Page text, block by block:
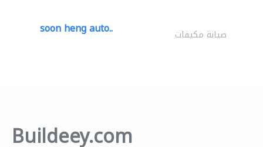
soon heng auto.. صيانة مكيفات
Buildeey.com